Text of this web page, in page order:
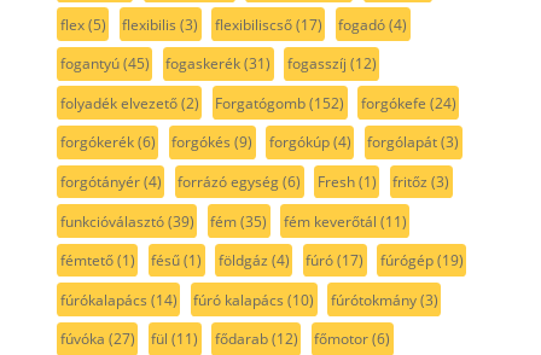
flex(5) flexibilis (3) flexibiliscső(17) fogadó(4)
fogantyú(45) fogaskerék(31) fogasszíj (12)
folyadék elvezető(2) Forgatógomb(152) forgókefe (24)
forgókerék(6) forgókés (9) forgókúp(4) forgólapát(3)
forgótányér(4) forrázó egység(6) Fresh(1) fritőz (3)
funkcióválasztó(39) fém(35) fém keverőtál (11)
fémtető(1) fésű(1) földgáz (4) fúró(17) fúrógép(19)
fúrókalapács (14) fúró kalapács (10) fúrótokmány(3)
fúvóka (27) fül (11) fődarab(12) főmotor(6)